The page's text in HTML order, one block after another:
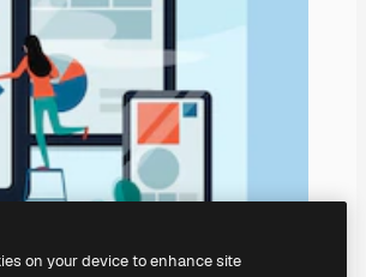
on your device to enhance site